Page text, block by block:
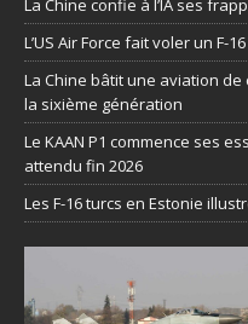
La Chine confie à l’IA ses
L’US Air Force fait voler un F-
La Chine bâtit une aviation
la sixième génération
Le KAAN P1 commence ses
attendu fin 2026
Les F-16 turcs en Estonie